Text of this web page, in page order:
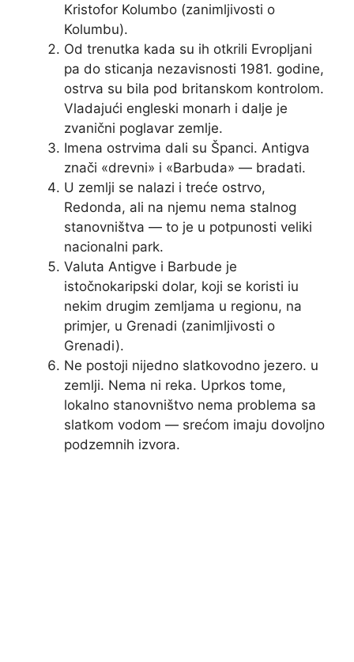
Kristofor Kolumbo (zanimljivosti o
Kolumbu).
Od trenutka kada su ih otkrili Evropljani
pa do sticanja nezavisnosti 1981. godine,
ostrva su bila pod britanskom kontrolom.
Vladajući engleski monarh i dalje je
zvanični poglavar zemlje.
Imena ostrvima dali su Španci. Antigva
znači «drevni» i «Barbuda» — bradati.
U zemlji se nalazi i treće ostrvo,
Redonda, ali na njemu nema stalnog
stanovništva — to je u potpunosti veliki
nacionalni park.
Valuta Antigve i Barbude je
istočnokaripski dolar, koji se koristi iu
nekim drugim zemljama u regionu, na
primjer, u Grenadi (zanimljivosti o
Grenadi).
Ne postoji nijedno slatkovodno jezero. u
zemlji. Nema ni reka. Uprkos tome,
lokalno stanovništvo nema problema sa
slatkom vodom — srećom imaju dovoljno
podzemnih izvora.